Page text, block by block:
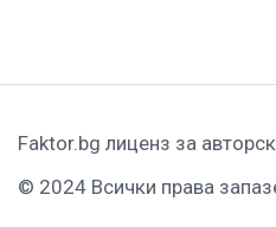
Faktor.bg лиценз за
© 2024 Всички права